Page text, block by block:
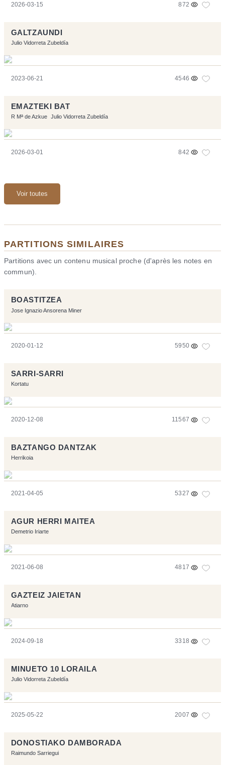
2026-03-15 872
GALTZAUNDI
Julio Vidorreta Zubeldía
2023-06-21 4546
EMAZTEKI BAT
R Mª de Azkue Julio Vidorreta Zubeldía
2026-03-01 842
Voir toutes
PARTITIONS SIMILAIRES
Partitions avec un contenu musical proche (d'après les notes en
commun).
BOASTITZEA
Jose Ignazio Ansorena Miner
2020-01-12 5950
SARRI-SARRI
Kortatu
2020-12-08 11567
BAZTANGO DANTZAK
Herrikoia
2021-04-05 5327
AGUR HERRI MAITEA
Demetrio Iriarte
2021-06-08 4817
GAZTEIZ JAIETAN
Atiarno
2024-09-18 3318
MINUETO 10 LORAILA
Julio Vidorreta Zubeldía
2025-05-22 2007
DONOSTIAKO DAMBORADA
Raimundo Sarriegui